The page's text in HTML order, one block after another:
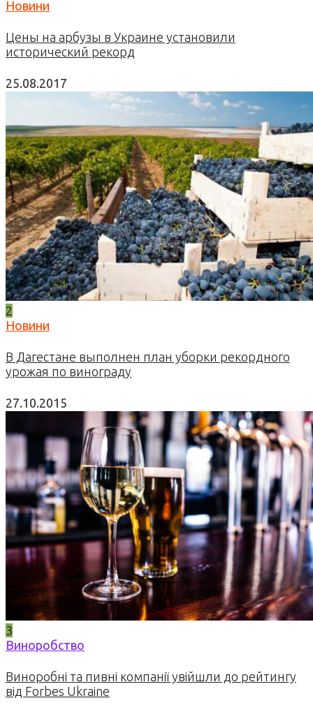
Новини
Цены на арбузы в Украине установили
исторический рекорд
25.08.2017
2
Новини
В Дагестане выполнен план уборки рекордного
урожая по винограду
27.10.2015
3
Виноробство
Виноробні та пивні компанії увійшли до рейтингу
від Forbes Ukraine